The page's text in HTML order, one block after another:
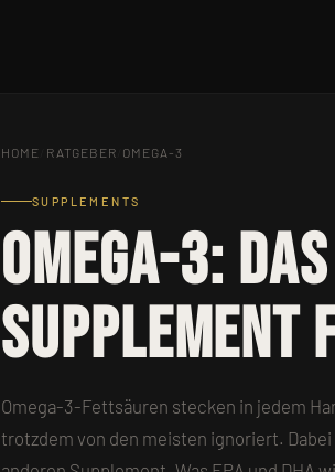
HOME RATGEBER OMEGA-3
SUPPLEMENTS
OMEGA-3:
Omega-3-Fettsäuren stecken in jedem
trotzdem von den meisten ignoriert.